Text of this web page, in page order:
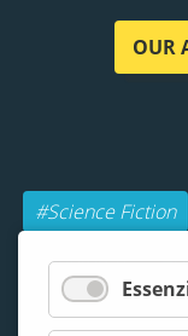
OUR
#Science Fiction
#Autoren